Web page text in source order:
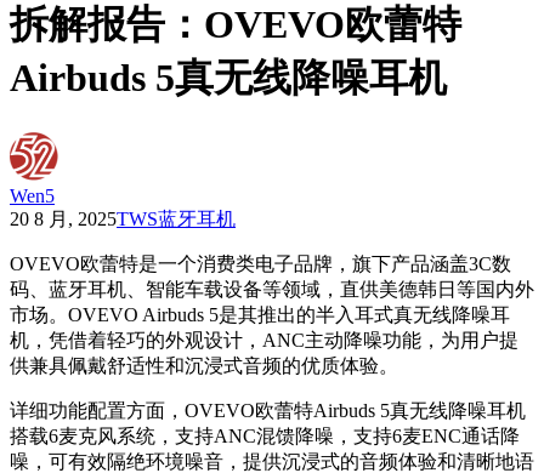
拆解报告：OVEVO欧蕾特
Airbuds 5真无线降噪耳机
Wen5
20 8 月, 2025TWS蓝牙耳机
OVEVO欧蕾特是一个消费类电子品牌，旗下产品涵盖3C数
码、蓝牙耳机、智能车载设备等领域，直供美德韩日等国内外
市场。OVEVO Airbuds 5是其推出的半入耳式真无线降噪耳
机，凭借着轻巧的外观设计，ANC主动降噪功能，为用户提
供兼具佩戴舒适性和沉浸式音频的优质体验。
详细功能配置方面，OVEVO欧蕾特Airbuds 5真无线降噪耳机
搭载6麦克风系统，支持ANC混馈降噪，支持6麦ENC通话降
噪，可有效隔绝环境噪音，提供沉浸式的音频体验和清晰地语